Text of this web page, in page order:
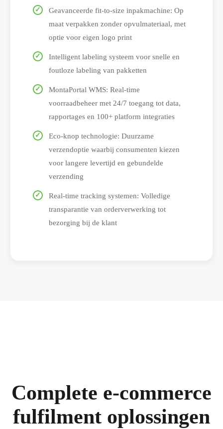
Geavanceerde fit-to-size inpakmachine: Op
maat verpakken zonder opvulmateriaal, met
optie voor eigen logo print
Intelligent labeling systeem voor snelle en
foutloze labeling van pakketten
MontaPortal WMS: Real-time
voorraadbeheer met 24/7 toegang tot data,
rapportages en 100+ platform integraties
Eco-knop technologie: Duurzame
verzendoptie waarbij consumenten kiezen
voor langere levertijd en gebundelde
verzending
Real-time tracking systemen: Volledige
transparantie van orderverwerking tot
bezorging bij de klant
Complete e-commerce
fulfilment oplossingen